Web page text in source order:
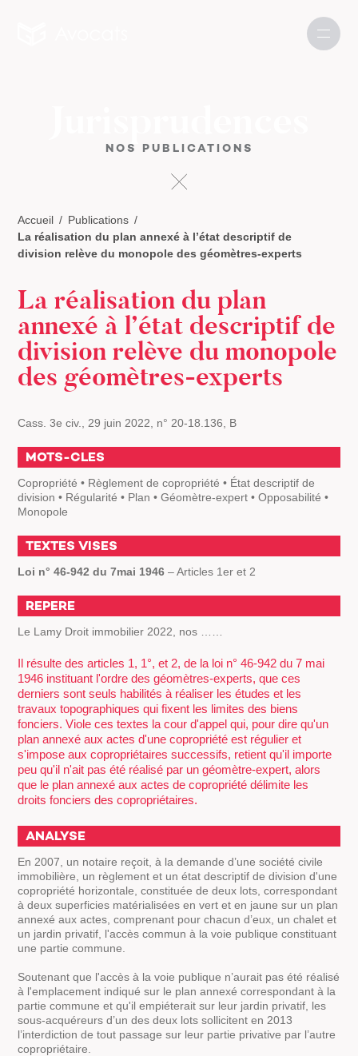
NOS PUBLICATIONS
Accueil
Publications
La réalisation du plan annexé à l’état descriptif de
division relève du monopole des géomètres-experts
La réalisation du plan
annexé à l’état descriptif de
division relève du monopole
des géomètres-experts
Cass. 3e civ., 29 juin 2022, n° 20-18.136, B
MOTS-CLES
Copropriété • Règlement de copropriété • État descriptif de
division • Régularité • Plan • Géomètre-expert • Opposabilité •
Monopole
TEXTES VISES
Loi n° 46-942 du 7mai 1946 – Articles 1er et 2
REPERE
Le Lamy Droit immobilier 2022, nos ……
Il résulte des articles 1, 1°, et 2, de la loi n° 46-942 du 7 mai
1946 instituant l'ordre des géomètres-experts, que ces
derniers sont seuls habilités à réaliser les études et les
travaux topographiques qui fixent les limites des biens
fonciers. Viole ces textes la cour d'appel qui, pour dire qu'un
plan annexé aux actes d'une copropriété est régulier et
s'impose aux copropriétaires successifs, retient qu'il importe
peu qu'il n'ait pas été réalisé par un géomètre-expert, alors
que le plan annexé aux actes de copropriété délimite les
droits fonciers des copropriétaires.
ANALYSE
En 2007, un notaire reçoit, à la demande d’une société civile
immobilière, un règlement et un état descriptif de division d'une
copropriété horizontale, constituée de deux lots, correspondant
à deux superficies matérialisées en vert et en jaune sur un plan
annexé aux actes, comprenant pour chacun d’eux, un chalet et
un jardin privatif, l'accès commun à la voie publique constituant
une partie commune.
Soutenant que l'accès à la voie publique n’aurait pas été réalisé
à l'emplacement indiqué sur le plan annexé correspondant à la
partie commune et qu'il empiéterait sur leur jardin privatif, les
sous-acquéreurs d’un des deux lots sollicitent en 2013
l’interdiction de tout passage sur leur partie privative par l’autre
copropriétaire.